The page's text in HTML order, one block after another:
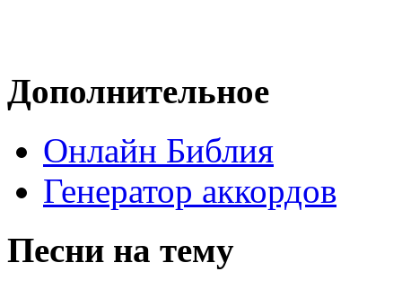
Дополнительное
Онлайн Библия
Генератор аккордов
Песни на тему